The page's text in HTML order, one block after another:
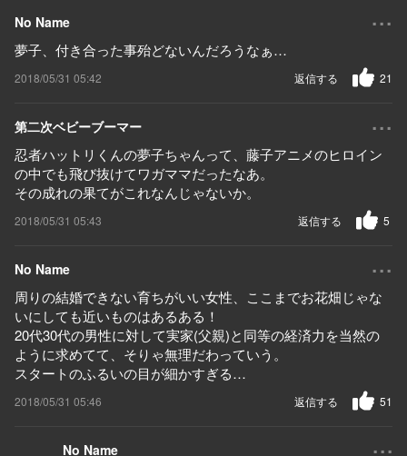
No Name ...
夢子、付き合った事殆どないんだろうなぁ…
2018/05/31 05:42 21
返信する
第二次ベビーブーマー ...
忍者ハットリくんの夢子ちゃんって、藤子アニメのヒロイン
の中でも飛び抜けてワガママだったなあ。
その成れの果てがこれなんじゃないか。
2018/05/31 05:43 5
返信する
No Name ...
周りの結婚できない育ちがいい女性、ここまでお花畑じゃな
いにしても近いものはあるある！
20代30代の男性に対して実家(父親)と同等の経済力を当然の
ように求めてて、そりゃ無理だわっていう。
スタートのふるいの目が細かすぎる…
2018/05/31 05:46 51
返信する
No Name ...